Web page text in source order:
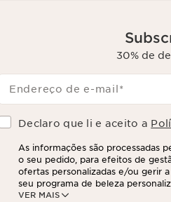
30% de
Endereço de e-mail *
Declaro que li e aceito a
VER MAIS
As informações são processadas
o seu pedido, para efeitos de
ofertas personalizadas e/ou gerir
seu programa de beleza
partir do seu último contacto ou